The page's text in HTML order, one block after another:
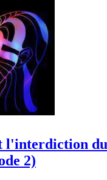
l'interdiction
2)